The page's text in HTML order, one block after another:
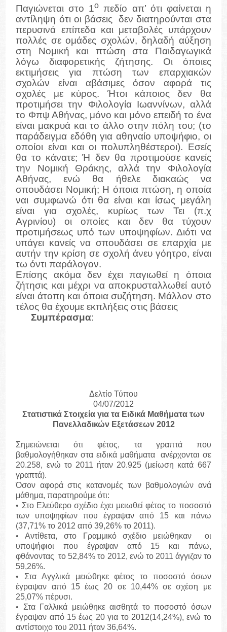
Παγιώνεται στο 1ο πεδίο απ’ ότι φαίνεται η
αντίληψη ότι οι βάσεις δεν διατηρούνται στα
περυσινά επίπεδα και μεταβολές υπάρχουν
πολλές σε ομάδες σχολών, δηλαδή αύξηση
στη Νομική και πτώση στα Παιδαγωγικά
λόγω διαφορετικής ζήτησης. Οι όποιες
εκτιμήσεις για πτώση των επαρχιακών
σχολών είναι αβάσιμες όσον αφορά τις
σχολές με κύρος. Ήτοι κάποιος δεν θα
προτιμήσει την Φιλολογία Ιωαννίνων, αλλά
το Φπψ Αθήνας, μόνο και μόνο επειδή το ένα
είναι μακρυά και το άλλο στην πόλη του; (το
παράδειγμα εδόθη για αθηναίο υποψήφιο, οι
οποίοι είναι και οι πολυπληθέστεροι). Εσείς
θα το κάνατε; Ή δεν θα προτιμούσε κανείς
την Νομική Θράκης, αλλά την Φιλολογία
Αθήνας, ενώ θα ήθελε διακαώς να
σπουδάσει Νομική; Η όποια πτώση, η οποία
ναι συμφωνώ ότι θα είναι και ίσως μεγάλη
είναι για σχολές, κυρίως των Τει (π.χ
Αγρινίου) οι οποίες και δεν θα τύχουν
προτιμήσεως υπό των υποψηφίων. Διότι να
υπάγει κανείς να σπουδάσει σε επαρχία με
αυτήν την κρίση σε σχολή άνευ γόητρο, είναι
τω όντι παράλογον.
Επίσης ακόμα δεν έχει παγιωθεί η όποια
ζήτησις και μέχρι να αποκρυσταλλωθεί αυτό
είναι άτοπη και όποια συζήτηση. Μάλλον στο
τέλος θα έχουμε εκπλήξεις στις βάσεις
Συμπέρασμα:
Δελτίο Τύπου
04/07/2012
Στατιστικά Στοιχεία για τα Ειδικά Μαθήματα των
Πανελλαδικών Εξετάσεων 2012
Σημειώνεται ότι φέτος, τα γραπτά που
βαθμολογήθηκαν στα ειδικά μαθήματα ανέρχονται σε
20.258, ενώ το 2011 ήταν 20.925 (μείωση κατά 667
γραπτά).
Όσον αφορά στις κατανομές των βαθμολογιών ανά
μάθημα, παρατηρούμε ότι:
• Στο Ελεύθερο σχέδιο έχει μειωθεί φέτος το ποσοστό
των υποψηφίων που έγραψαν από 15 και πάνω
(37,71% το 2012 από 39,26% το 2011).
• Αντίθετα, στο Γραμμικό σχέδιο μειώθηκαν οι
υποψήφιοι που έγραψαν από 15 και πάνω,
φθάνοντας το 52,84% το 2012, ενώ το 2011 άγγιζαν το
59,26%.
• Στα Αγγλικά μειώθηκε φέτος το ποσοστό όσων
έγραψαν από 15 έως 20 σε 10,44% σε σχέση με
25,07% πέρυσι.
• Στα Γαλλικά μειώθηκε αισθητά το ποσοστό όσων
έγραψαν από 15 έως 20 για το 2012(14,24%), ενώ το
αντίστοιχο του 2011 ήταν 36,64%.